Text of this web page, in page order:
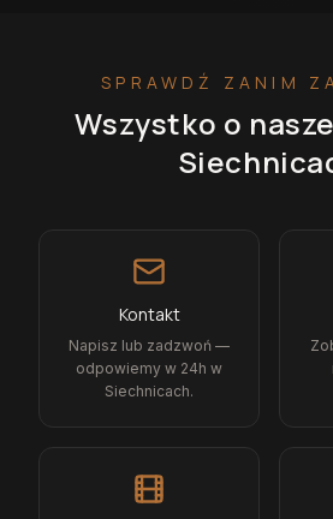
SPRAWDŹ ZANIM
Wszystko o
Kontakt
Napisz lub zadzwoń —
odpowiemy w 24h w
Siechnicach.